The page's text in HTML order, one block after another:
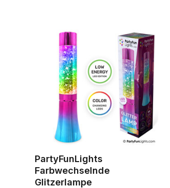
PartyFunLights
Farbwechselnde
Glitzerlampe